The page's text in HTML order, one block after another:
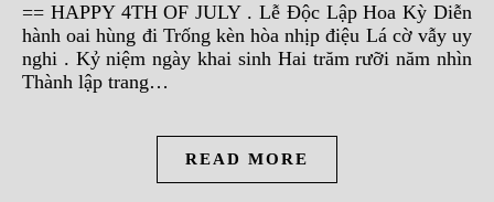
== HAPPY 4TH OF JULY . Lễ Độc Lập Hoa Kỳ Diễn
hành oai hùng đi Trống kèn hòa nhịp điệu Lá cờ vẫy uy
nghi . Kỷ niệm ngày khai sinh Hai trăm rưỡi năm nhìn
Thành lập trang…
READ MORE